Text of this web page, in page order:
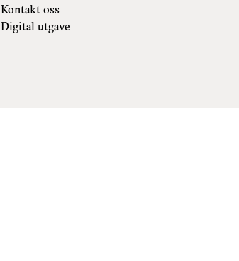
Kontakt oss
Digital utgave